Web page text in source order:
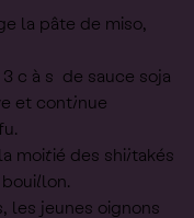
la pâte de miso,
c à s de sauce soja
et continue
moitié des shiitakés
les jeunes oignons